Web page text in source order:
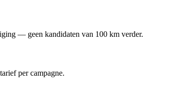
— geen kandidaten van 100 km verder.
per campagne.